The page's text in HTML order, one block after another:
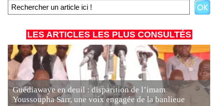
LES ARTICLES LES PLUS CONSULTÉS
Guédiawaye en deuil : disparition de l’imam
Youssoupha Sarr, une voix engagée de la banlieue